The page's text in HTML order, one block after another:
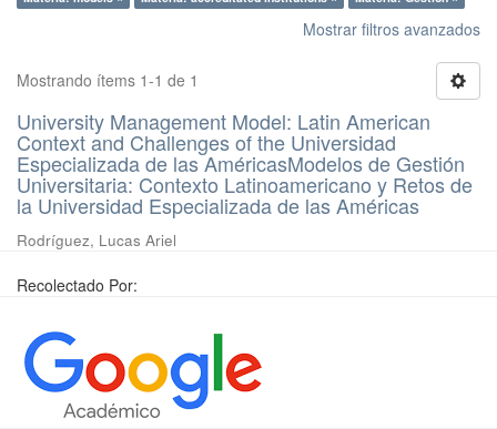
Mostrar filtros avanzados
Mostrando ítems 1-1 de 1
University Management Model: Latin American
Context and Challenges of the Universidad
Especializada de las AméricasModelos de Gestión
Universitaria: Contexto Latinoamericano y Retos de
la Universidad Especializada de las Américas
Rodríguez, Lucas Ariel
Recolectado Por: